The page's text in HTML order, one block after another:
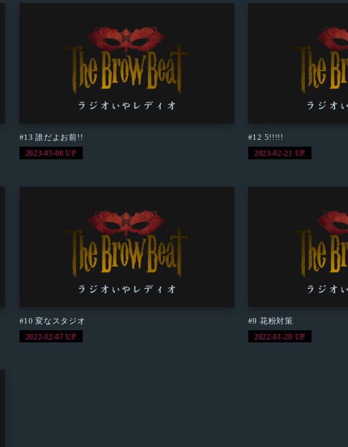
#13 誰だよお前!!
2023-05-08 UP
#12 5!!!!!
2023-02-21 UP
#10 変なスタジオ
2022-02-07 UP
#9 花粉対策
2022-01-20 UP